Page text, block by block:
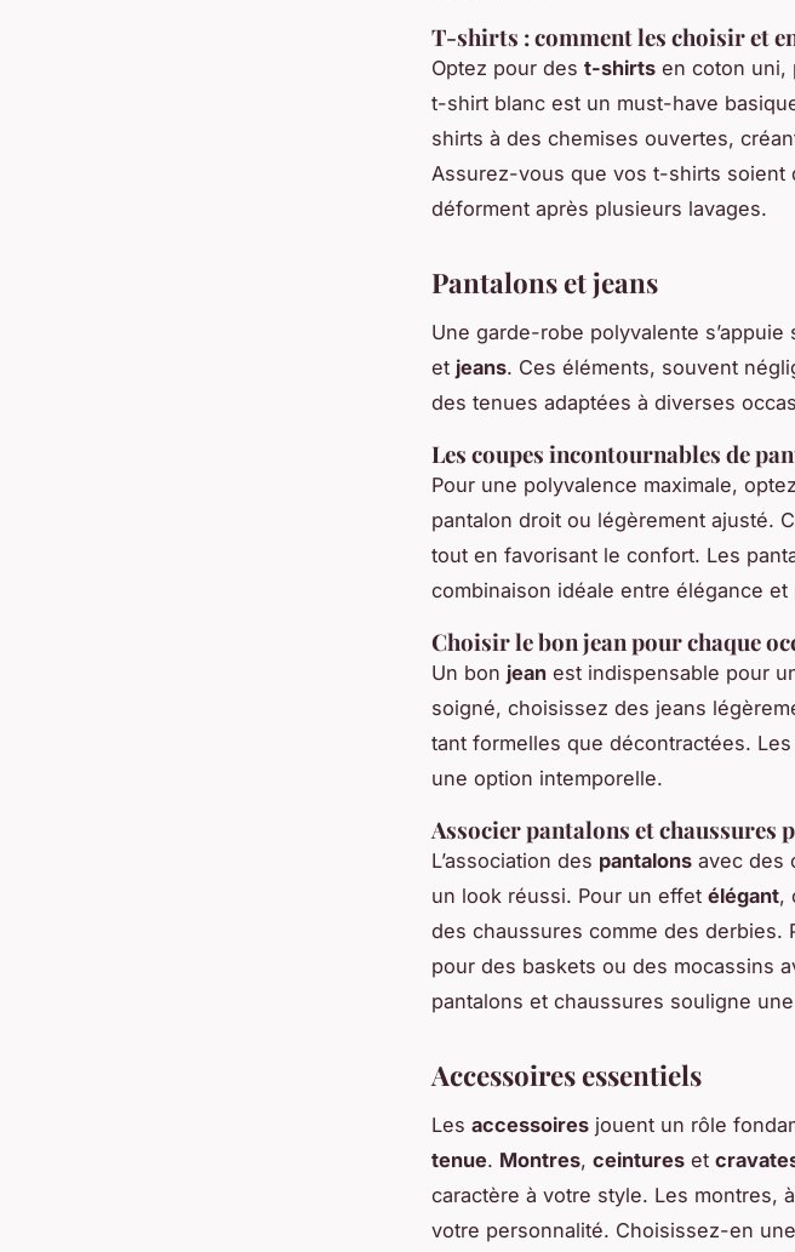
T-shirts : comment les choisir et
Optez pour des t-shirts en coton uni,
t-shirt blanc est un must-have
shirts à des chemises ouvertes,
Assurez-vous que vos t-shirts soient
déforment après plusieurs lavages.
Pantalons et jeans
Une garde-robe polyvalente s’appuie
et jeans. Ces éléments, souvent
des tenues adaptées à diverses
Les coupes incontournables de
Pour une polyvalence maximale,
pantalon droit ou légèrement ajusté.
tout en favorisant le confort. Les
combinaison idéale entre élégance et
Choisir le bon jean pour chaque
Un bon jean est indispensable pour
soigné, choisissez des jeans
tant formelles que décontractées.
une option intemporelle.
Associer pantalons et chaussures
L’association des pantalons avec des
un look réussi. Pour un effet élégant,
des chaussures comme des derbies.
pour des baskets ou des mocassins
pantalons et chaussures souligne
Accessoires essentiels
Les accessoires jouent un rôle
tenue. Montres, ceintures et
caractère à votre style. Les montres,
votre personnalité. Choisissez-en